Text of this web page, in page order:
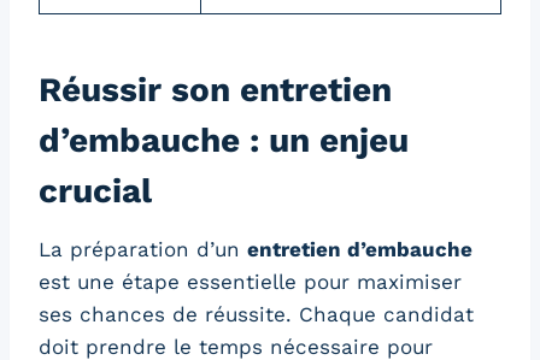
Réussir son entretien
d’embauche : un enjeu
crucial
La préparation d’un entretien d’embauche
est une étape essentielle pour maximiser
ses chances de réussite. Chaque candidat
doit prendre le temps nécessaire pour